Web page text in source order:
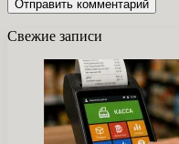
Свежие записи